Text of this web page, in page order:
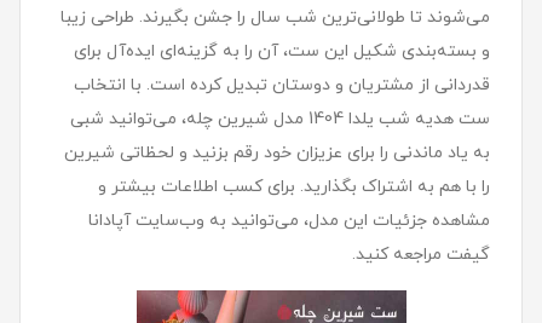
می‌شوند تا طولانی‌ترین شب سال را جشن بگیرند. طراحی زیبا
و بسته‌بندی شکیل این ست، آن را به گزینه‌ای ایده‌آل برای
قدردانی از مشتریان و دوستان تبدیل کرده است. با انتخاب
ست هديه شب یلدا 1404 مدل شيرين چله، می‌توانید شبی
به یاد ماندنی را برای عزیزان خود رقم بزنید و لحظاتی شیرین
را با هم به اشتراک بگذارید. برای کسب اطلاعات بیشتر و
مشاهده جزئیات این مدل، می‌توانید به وب‌سایت آپادانا
گیفت مراجعه کنید.